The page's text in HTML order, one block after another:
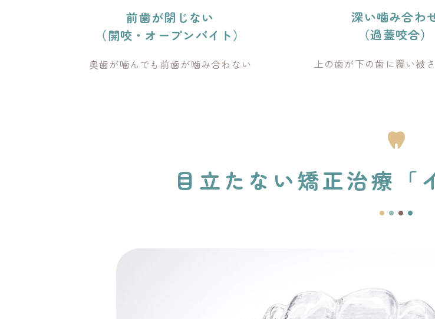
前歯が閉じない
（開咬・オープンバイト）
奥歯が噛んでも前歯が噛み合わない
深い噛み合わ
（過蓋咬合）
上の歯が下の歯に覆い被
目立たない矯正治療